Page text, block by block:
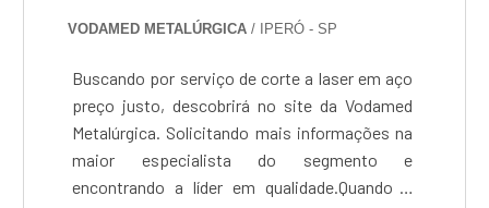
VODAMED METALÚRGICA/ IPERÓ - SP
Buscando por serviço de corte a laser em aço
preço justo, descobrirá no site da Vodamed
Metalúrgica. Solicitando mais informações na
maior especialista do segmento e
encontrando a líder em qualidade.Quando o